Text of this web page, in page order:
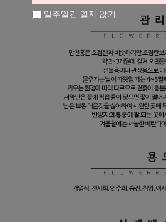
일주일간 열지 않기